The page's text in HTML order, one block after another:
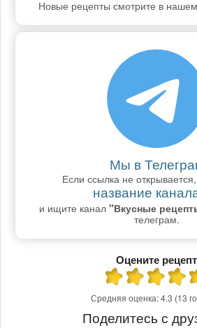
Новые рецепты смотрите в
Мы в
Если ссылка не
название
и ищите канал "Вкусные
телеграм.
Оцените рецепт
Средняя оценка:4.3 (13
Поделитесь с